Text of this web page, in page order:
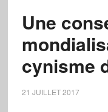
Une
cynisme
21 JUILLET 2017